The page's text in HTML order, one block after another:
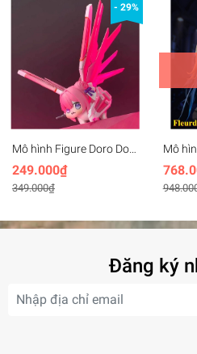
- 29%
Mô hình Figure Doro Doll
Freedom gundam -
Dorothy freedom
249.000₫
349.000₫
Mô
Đăng ký